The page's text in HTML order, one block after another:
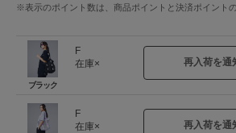
※表示のポイント数は、商品ポイントと決済ポイント
ブラック
F
在庫×
再入荷を通
F
在庫×
再入荷を通